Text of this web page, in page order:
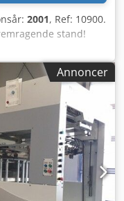
2001, Ref: 10900.
stand!
- Fuldt automatisk
- Centre Line system
- 2 x
Cjdpsu
folie - Automatisk
udførelse
mm x 1020 mm Min.
"B" – maks. 4 mm
maks.: 680 mm x
Annoncer